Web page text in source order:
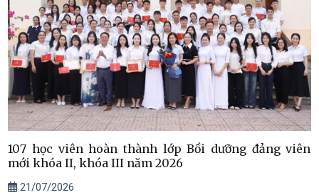
107 học viên hoàn thành lớp Bồi dưỡng đảng viên
mới khóa II, khóa III năm 2026
21/07/2026